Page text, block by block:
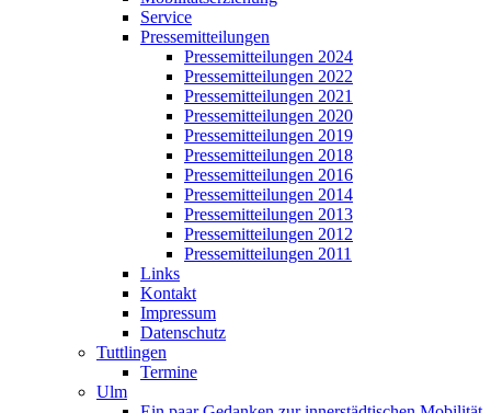
Service
Pressemitteilungen
Pressemitteilungen 2024
Pressemitteilungen 2022
Pressemitteilungen 2021
Pressemitteilungen 2020
Pressemitteilungen 2019
Pressemitteilungen 2018
Pressemitteilungen 2016
Pressemitteilungen 2014
Pressemitteilungen 2013
Pressemitteilungen 2012
Pressemitteilungen 2011
Links
Kontakt
Impressum
Datenschutz
Tuttlingen
Termine
Ulm